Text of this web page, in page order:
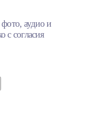
аудио и
с согласия